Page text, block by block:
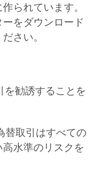
られています。
をダウンロード
さい。
を勧誘することを
替取引はすべての
水準のリスクを